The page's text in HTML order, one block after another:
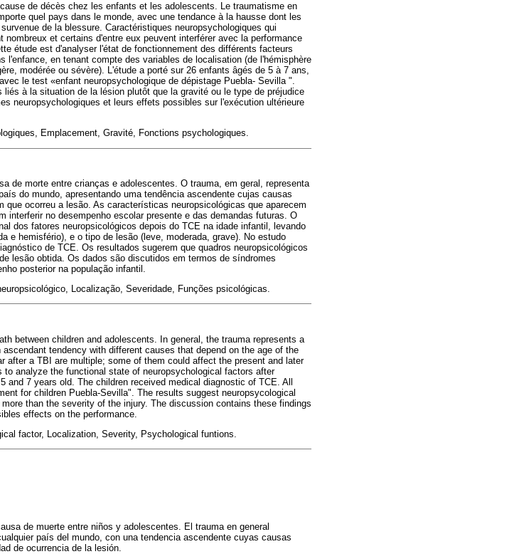
de décès chez les enfants et les adolescents. Le traumatisme en
quel pays dans le monde, avec une tendance à la hausse dont les
de la blessure. Caractéristiques neuropsychologiques qui
et certains d'entre eux peuvent interférer avec la performance
étude est d'analyser l'état de fonctionnement des différents facteurs
l'enfance, en tenant compte des variables de localisation (de l'hémisphère
modérée ou sévère). L'étude a porté sur 26 enfants âgés de 5 à 7 ans,
le test «enfant neuropsychologique de dépistage Puebla- Sevilla ".
à la situation de la lésion plutôt que la gravité ou le type de préjudice
neuropsychologiques et leurs effets possibles sur l'exécution ultérieure
Emplacement, Gravité, Fonctions psychologiques.
de morte entre crianças e adolescentes. O trauma, em geral, representa
do mundo, apresentando uma tendência ascendente cujas causas
que ocorreu a lesão. As características neuropsicológicas que aparecem
interferir no desempenho escolar presente e das demandas futuras. O
dos fatores neuropsicológicos depois do TCE na idade infantil, levando
e hemisfério), e o tipo de lesão (leve, moderada, grave). No estudo
de TCE. Os resultados sugerem que quadros neuropsicológicos
lesão obtida. Os dados são discutidos em termos de síndromes
posterior na população infantil.
Localização, Severidade, Funções psicológicas.
between children and adolescents. In general, the trauma represents a
tendency with different causes that depend on the age of the
after a TBI are multiple; some of them could affect the present and later
analyze the functional state of neuropsychological factors after
and 7 years old. The children received medical diagnostic of TCE. All
for children Puebla-Sevilla". The results suggest neuropsycological
than the severity of the injury. The discussion contains these findings
effects on the performance.
factor, Localization, Severity, Psychological funtions.
de muerte entre niños y adolescentes. El trauma en general
país del mundo, con una tendencia ascendente cuyas causas
de ocurrencia de la lesión.